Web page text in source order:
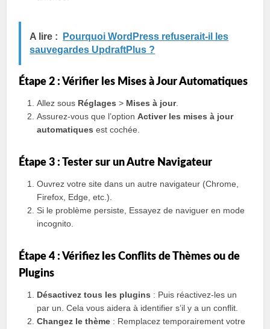
A lire :
Pourquoi WordPress refuserait-il les
sauvegardes UpdraftPlus ?
Étape 2 : Vérifier les Mises à Jour Automatiques
Allez sous Réglages > Mises à jour.
Assurez-vous que l’optionActiver les mises à jour
automatiques est cochée.
Étape 3 : Tester sur un Autre Navigateur
Ouvrez votre site dans un autre navigateur (Chrome,
Firefox, Edge, etc.).
Si le problème persiste, Essayez de naviguer en mode
incognito.
Étape 4 : Vérifiez les Conflits de Thèmes ou de
Plugins
Désactivez tous les plugins : Puis réactivez-les un
par un. Cela vous aidera à identifier s’il y a un conflit.
Changez le thème : Remplacez temporairement votre